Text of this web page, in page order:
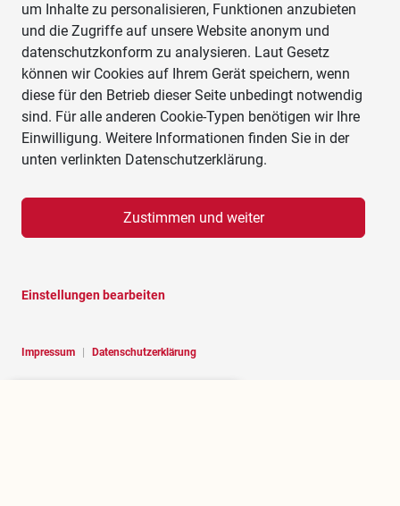
um Inhalte zu personalisieren, Funktionen anzubieten
und die Zugriffe auf unsere Website anonym und
datenschutzkonform zu analysieren. Laut Gesetz
können wir Cookies auf Ihrem Gerät speichern, wenn
diese für den Betrieb dieser Seite unbedingt notwendig
sind. Für alle anderen Cookie-Typen benötigen wir Ihre
Einwilligung. Weitere Informationen finden Sie in der
unten verlinkten Datenschutzerklärung.
Zustimmen und weiter
Impressum Datenschutzerklärung
Einstellungen bearbeiten